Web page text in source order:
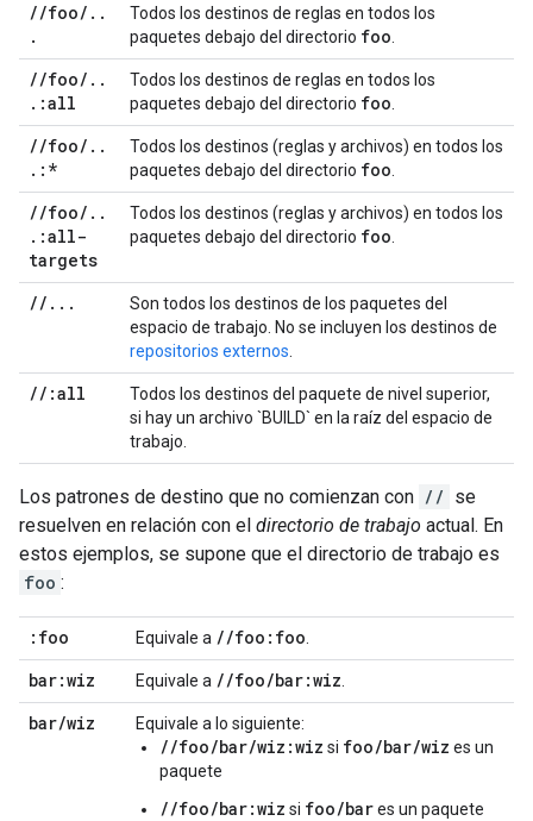
//foo/ . .
.
Todos los destinos de reglas en todos los
paquetes debajo del directorio foo
//foo/ . .
. :all
Todos los destinos de reglas en todos los
paquetes debajo del directorio foo
//foo/ . .
. :*
Todos los destinos (reglas y archivos) en todos los
paquetes debajo del directorio foo
//foo/ . .
. :all-
targets
Todos los destinos (reglas y archivos) en todos los
paquetes debajo del directorio foo
// . . .
Son todos los destinos de los paquetes del
espacio de trabajo. No se incluyen los destinos de
repositorios externos
// :all
Todos los destinos del paquete de nivel superior,
si hay un archivo `BUILD` en la raíz del espacio de
trabajo.
Los patrones de destino que no comienzan con // se
resuelven en relación con el directorio de trabajo actual. En
estos ejemplos, se supone que el directorio de trabajo es
foo :
:foo Equivale a //foo:foo
bar:wiz Equivale a //foo/bar:wiz
bar/wiz Equivale a lo siguiente:
//foo/bar/wiz:wiz si foo/bar/wiz es un
paquete
//foo/bar:wiz si foo/bares un paquete